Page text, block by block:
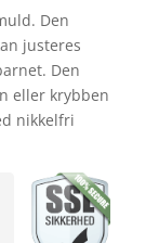
Den
justeres
Den
eller krybben
nikkelfri